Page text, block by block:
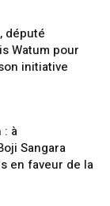
député
Watum pour
initiative
: à
Sangara
en faveur de la